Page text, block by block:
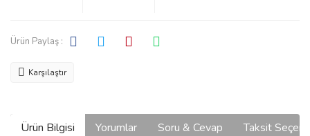
Ürün Paylaş :
Karşılaştır
Ürün Bilgisi Yorumlar Soru & Cevap Taksit